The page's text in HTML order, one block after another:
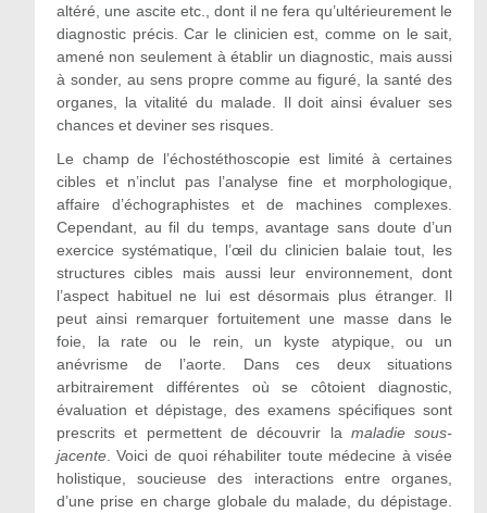
altéré, une ascite etc., dont il ne fera qu’ultérieurement le
diagnostic précis. Car le clinicien est, comme on le sait,
amené non seulement à établir un diagnostic, mais aussi
à sonder, au sens propre comme au figuré, la santé des
organes, la vitalité du malade. Il doit ainsi évaluer ses
chances et deviner ses risques.
Le champ de l’échostéthoscopie est limité à certaines
cibles et n’inclut pas l’analyse fine et morphologique,
affaire d’échographistes et de machines complexes.
Cependant, au fil du temps, avantage sans doute d’un
exercice systématique, l’œil du clinicien balaie tout, les
structures cibles mais aussi leur environnement, dont
l’aspect habituel ne lui est désormais plus étranger. Il
peut ainsi remarquer fortuitement une masse dans le
foie, la rate ou le rein, un kyste atypique, ou un
anévrisme de l’aorte. Dans ces deux situations
arbitrairement différentes où se côtoient diagnostic,
évaluation et dépistage, des examens spécifiques sont
prescrits et permettent de découvrir la maladie sous-
jacente. Voici de quoi réhabiliter toute médecine à visée
holistique, soucieuse des interactions entre organes,
d’une prise en charge globale du malade, du dépistage.